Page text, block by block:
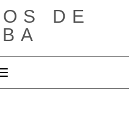
DE
Cambiar modo de navegación